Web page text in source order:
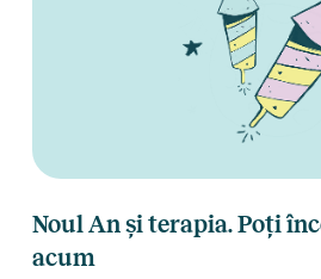
Noul An și terapia. Poți
acum